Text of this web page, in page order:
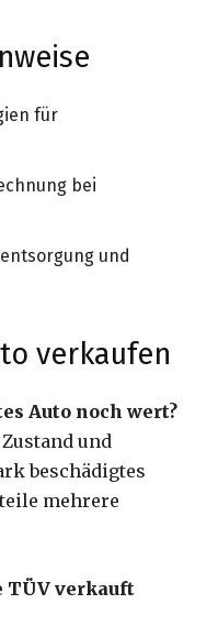
für
bei
und
verkaufen
Auto noch wert?
und
beschädigtes
mehrere
TÜV verkauft